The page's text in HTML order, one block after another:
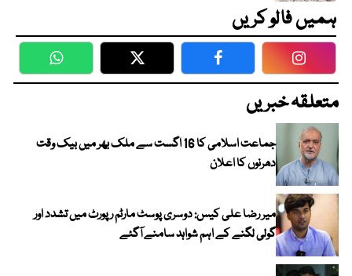
ہمیں فالو کریں
WhatsApp Twitter Facebook
متعلقہ خبریں
جماعت اسلامی کا 16 اگست سے ملک بھر میں بیک وقت
دھرنوں کا اعلان
میر رضا علی کیس: دوسری پوسٹ مارٹم رپورٹ میں تشدد اور
گولی لگنے کے اہم شواہد سامنے آگئے